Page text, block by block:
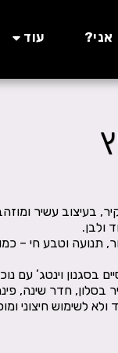
אני? עוד
בעיצוב עשיר
תנועה וטבע חי –
וינטג’ עם
לשימוש חיצוני